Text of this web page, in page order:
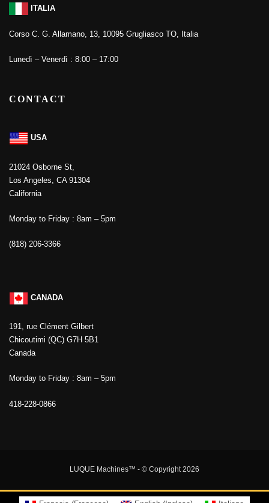
ITALIA
Corso C. G. Allamano, 13, 10095 Grugliasco TO, Italia
Lunedì – Venerdì : 8:00 – 17:00
CONTACT
USA
21024 Osborne St,
Los Angeles, CA 91304
California
Monday to Friday : 8am – 5pm
(818) 206-3366
CANADA
191, rue Clément Gilbert
Chicoutimi (QC) G7H 5B1
Canada
Monday to Friday : 8am – 5pm
418-228-0866
LUQUE Machines™ - © Copyright 2026